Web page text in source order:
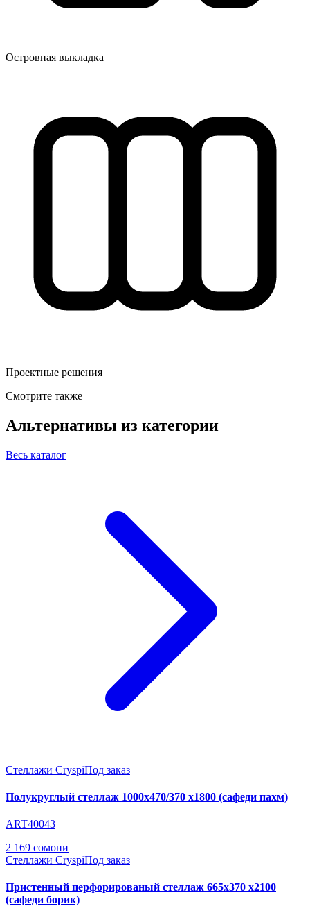
Островная выкладка
Проектные решения
Смотрите также
Альтернативы из категории
Весь каталог
Стеллажи CryspiПод заказ
Полукруглый стеллаж 1000х470/370 х1800 (сафеди пахм)
ART40043
2 169 сомони
Стеллажи CryspiПод заказ
Пристенный перфорированый стеллаж 665х370 х2100
(сафеди борик)